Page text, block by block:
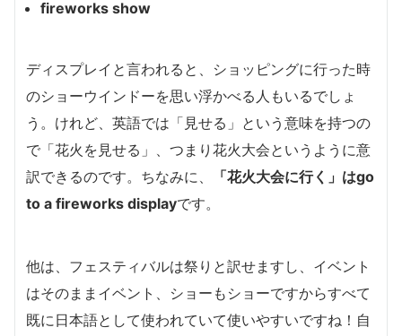
fireworks show
ディスプレイと言われると、ショッピングに行った時
のショーウインドーを思い浮かべる人もいるでしょ
う。けれど、英語では「見せる」という意味を持つの
で「花火を見せる」、つまり花火大会というように意
訳できるのです。ちなみに、
「花火大会に行く」はgo
to a fireworks displayです。
他は、フェスティバルは祭りと訳せますし、イベント
はそのままイベント、ショーもショーですからすべて
既に日本語として使われていて使いやすいですね！自